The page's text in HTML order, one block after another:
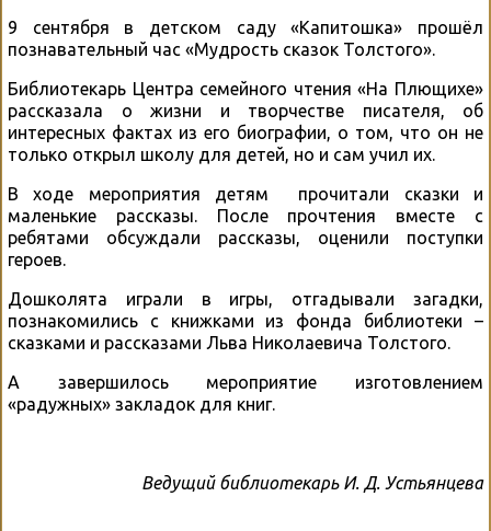
9 сентября в детском саду «Капитошка» прошёл
познавательный час «Мудрость сказок Толстого».
Библиотекарь Центра семейного чтения «На Плющихе»
рассказала о жизни и творчестве писателя, об
интересных фактах из его биографии, о том, что он не
только открыл школу для детей, но и сам учил их.
В ходе мероприятия детям прочитали сказки и
маленькие рассказы. После прочтения вместе с
ребятами обсуждали рассказы, оценили поступки
героев.
Дошколята играли в игры, отгадывали загадки,
познакомились с книжками из фонда библиотеки –
сказками и рассказами Льва Николаевича Толстого.
А завершилось мероприятие изготовлением
«радужных» закладок для книг.
Ведущий библиотекарь И. Д. Устьянцева